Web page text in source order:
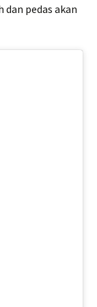
dan pedas akan